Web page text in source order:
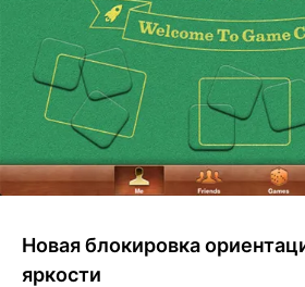
Новая блокировка
яркости